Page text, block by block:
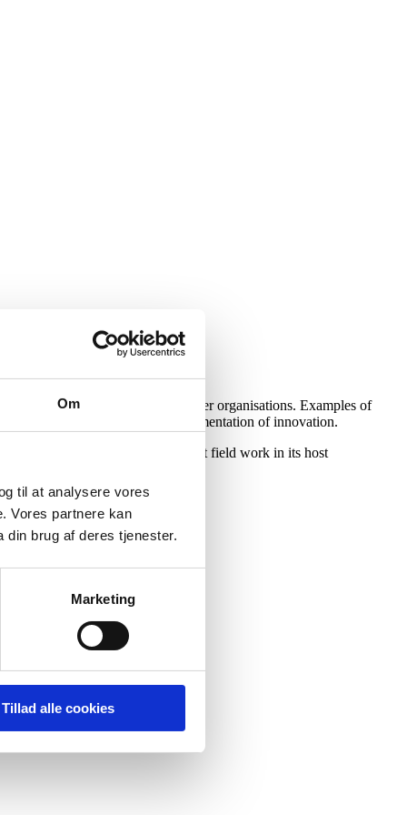
Om
til at analysere vores
Vores partnere kan
din brug af deres tjenester.
Marketing
Tillad alle cookies
up or in the health care provider organisations. Examples of
or issues in organizational implementation of innovation.
The project group carries out field work in its host